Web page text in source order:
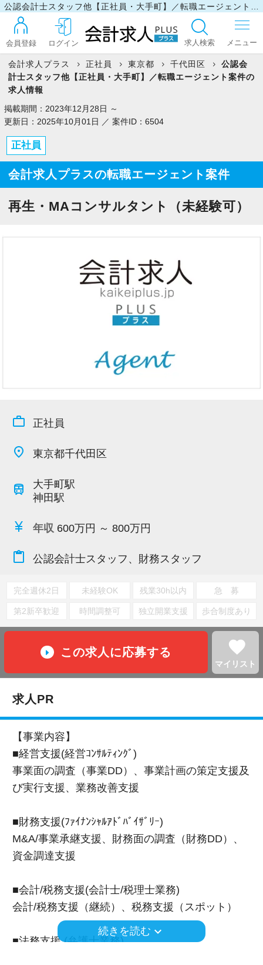
会員登録 ログイン 求人検索
マイリスト
今すぐ会員登録
PC版サイトを見る
採用ご担当者様
会計求人プラス 正社員 東京都 千代田区
公認会
計士スタッフ他【正社員・大手町】／転職エージェント案件の
求人情報
掲載期間：2023年12月28日 ～
更新日：2025年10月01日 ／ 案件ID：6504
正社員
会計求人プラスの転職エージェント案件
再生・MAコンサルタント（未経験可）
work_outline 正社員
place 東京都千代田区
train
大手町駅
神田駅
currency_yen 年収 600万円 ～ 800万円
content_paste 公認会計士スタッフ、財務スタッフ
完全週休2日 未経験OK 残業30h以内 急 募
第2新卒歓迎 時間調整可 独立開業支援 歩合制度あり
この求人に応募する favorite
マイリスト
求人PR
【事業内容】
■経営支援(経営ｺﾝｻﾙﾃｨﾝｸﾞ)
事業⾯の調査（事業DD）、事業計画の策定⽀援及
び実⾏⽀援、業務改善⽀援
■財務支援(ﾌｧｲﾅﾝｼｬﾙｱﾄﾞﾊﾞｲｻﾞﾘｰ)
M&A/事業承継⽀援、財務⾯の調査（財務DD）、
資⾦調達⽀援
■会計/税務支援(会計士/税理士業務)
会計/税務⽀援（継続）、税務⽀援（スポット）
■法務支援 (弁護士業務)
続きを読む keyboard_arrow_down